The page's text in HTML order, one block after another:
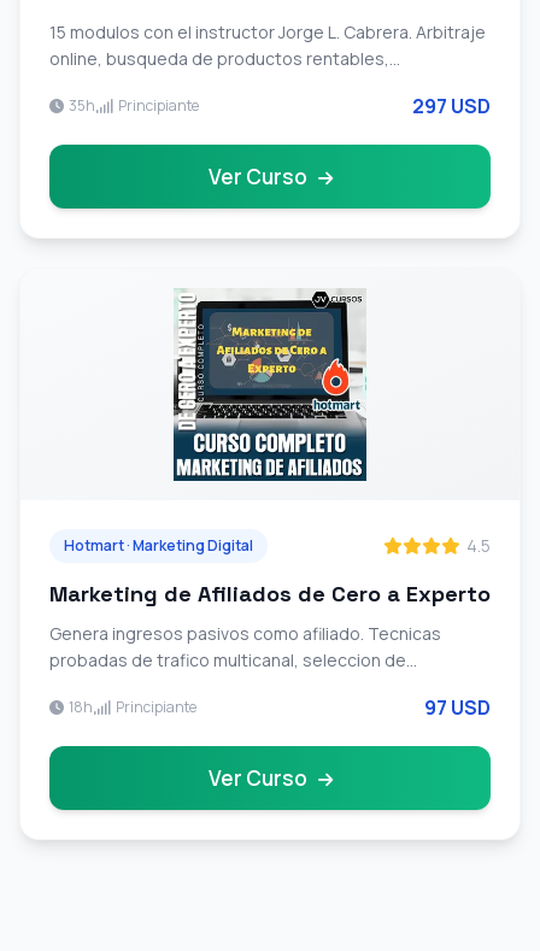
15 modulos con el instructor Jorge L. Cabrera. Arbitraje
online, busqueda de productos rentables,
500+ proveedores en EE.UU.
35h Principiante 297 USD
Ver Curso
Hotmart · Marketing Digital 4.5
Marketing de Afiliados de Cero a Experto
Genera ingresos pasivos como afiliado. Tecnicas
probadas de trafico multicanal, seleccion de
automatizados y optimizacion de conversiones.
18h Principiante 97 USD
Ver Curso